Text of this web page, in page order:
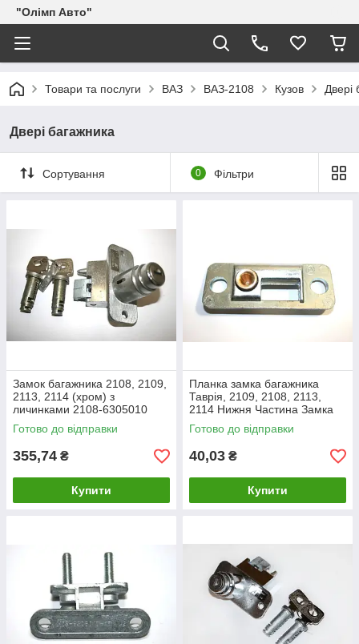
"Олімп Авто"
Товари та послуги ВАЗ ВАЗ-2108 Кузов Двері
Двері багажника
Сортування 0 Фільтри
Замок багажника 2108, 2109,
2113, 2114 (хром) з
личинками 2108-6305010
Готово до відправки
355,74 ₴
Купити
Планка замка багажника
Таврія, 2109, 2108, 2113,
2114 Нижня Частина Замка
Багажника (цинк) 2108-
6302122
Готово до відправки
40,03 ₴
Купити